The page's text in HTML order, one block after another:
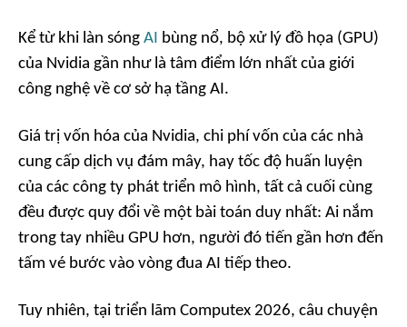
Kể từ khi làn sóng AI bùng nổ, bộ xử lý đồ họa (GPU)
của Nvidia gần như là tâm điểm lớn nhất của giới
công nghệ về cơ sở hạ tầng AI.
Giá trị vốn hóa của Nvidia, chi phí vốn của các nhà
cung cấp dịch vụ đám mây, hay tốc độ huấn luyện
của các công ty phát triển mô hình, tất cả cuối cùng
đều được quy đổi về một bài toán duy nhất: Ai nắm
trong tay nhiều GPU hơn, người đó tiến gần hơn đến
tấm vé bước vào vòng đua AI tiếp theo.
Tuy nhiên, tại triển lãm Computex 2026, câu chuyện